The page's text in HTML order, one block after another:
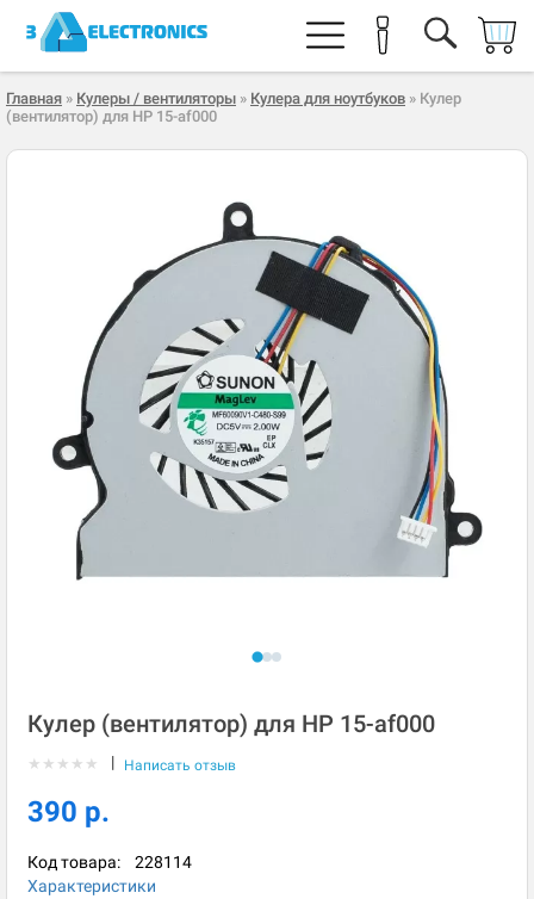
Главная » Кулеры / вентиляторы » Кулера для ноутбуков » Кулер
(вентилятор) для HP 15-af000
Кулер (вентилятор) для HP 15-af000
★ ★ ★ ★ ★ | Написать отзыв
390 р.
Код товара: 228114
Характеристики